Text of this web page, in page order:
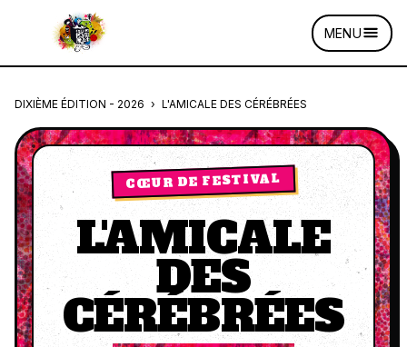
MENU
DIXIÈME ÉDITION - 2026 › L'AMICALE DES CÉRÉBRÉES
CŒUR DE FESTIVAL
L'AMICALE
DES
CÉRÉBRÉES